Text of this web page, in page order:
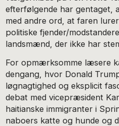
efterfølgende har gentaget,
med andre ord, at faren
politiske fjender/
landsmænd, der ikke har
For opmærksomme læsere
dengang, hvor Donald
løgnagtighed og eksplicit
debat med vicepræsident
haitianske immigranter i
naboers katte og hunde og